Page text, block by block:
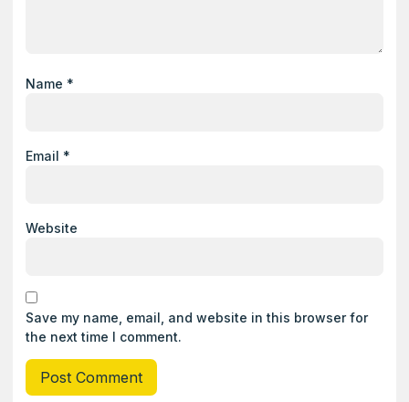
Name *
Email *
Website
Save my name, email, and website in this browser for
the next time I comment.